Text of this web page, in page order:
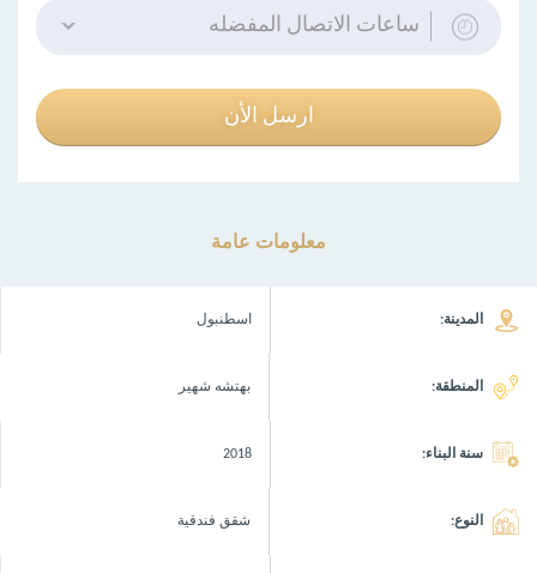
ساعات الاتصال المفضله
ارسل الأن
معلومات عامة
المدينة: اسطنبول
المنطقة: بهتشه شهير
سنة البناء: 2018
النوع: شقق فندقية